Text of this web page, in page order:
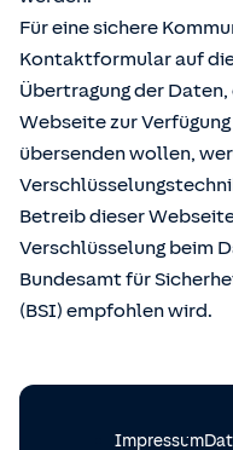
Für eine sichere
Kontaktformular auf
Übertragung der
Webseite zur
übersenden wollen,
Betreib dieser
Verschlüsselung beim
Bundesamt für
(BSI) empfohlen wird.
Impressum